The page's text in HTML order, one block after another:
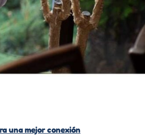
una mejor conexión